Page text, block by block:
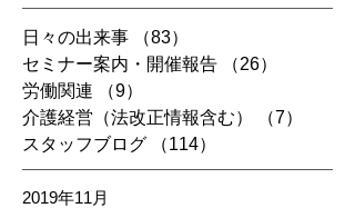
日々の出来事 （83）
セミナー案内・開催報告
（26）
労働関連
（9）
介護経営（法改正情報含む）
（7）
スタッフブログ
（114）
2019年11月